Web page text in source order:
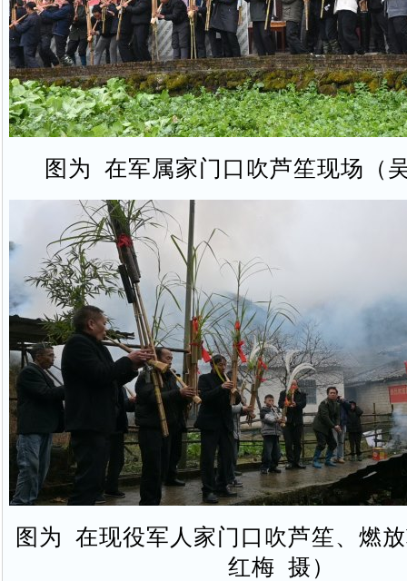
图为 在军属家门口吹芦笙现场（
图为 在现役军人家门口吹芦笙、燃
红梅 摄）